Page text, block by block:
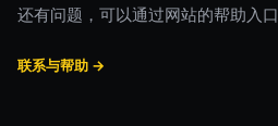
还有问题，可以通过网站的帮助入口
联系与帮助 →